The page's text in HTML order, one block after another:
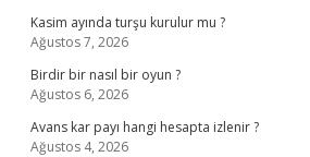
Kasim ayında turşu kurulur mu ?
Ağustos 7, 2026
Birdir bir nasıl bir oyun ?
Ağustos 6, 2026
Avans kar payı hangi hesapta izlenir ?
Ağustos 4, 2026